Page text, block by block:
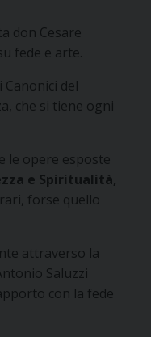
don Cesare
fede e arte.
del
che si tiene ogni
le opere esposte
e Spiritualità,
forse quello
attraverso la
Saluzzi
con la fede